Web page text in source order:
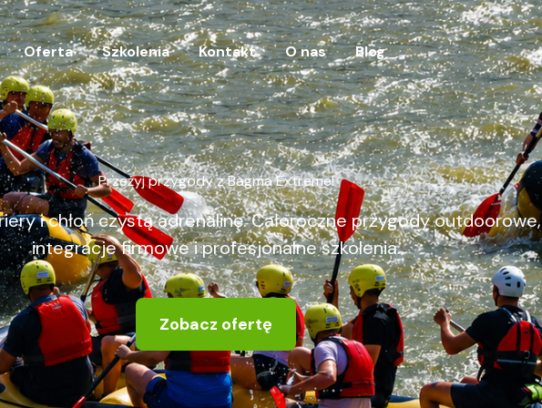
Oferta Szkolenia Kontakt O nas Blog
Przeżyj przygody z Bagma Extreme!
i chłoń czystą adrenalinę. Całoroczne przygody outdoorowe,
integracje firmowe i profesjonalne szkolenia.
Zobacz ofertę